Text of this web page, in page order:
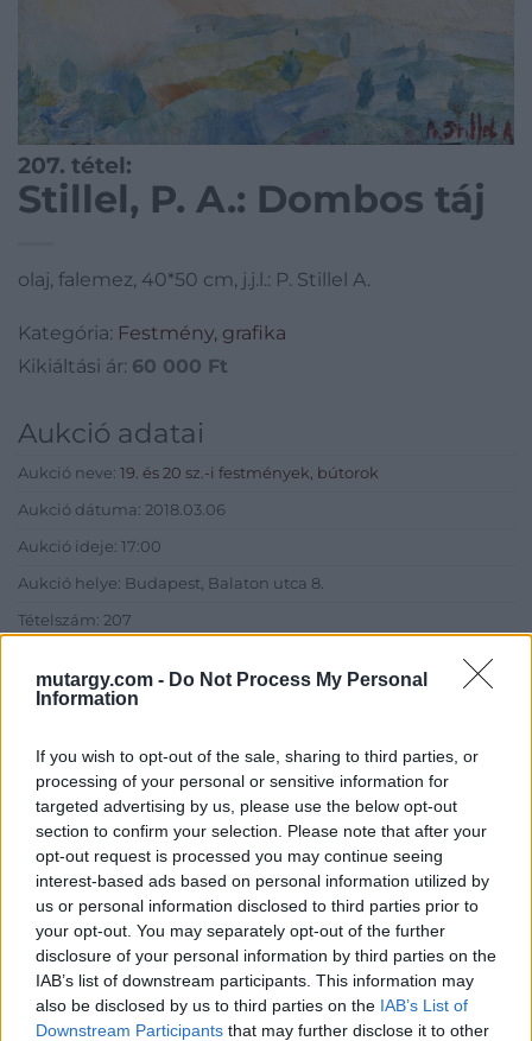
mutargy.com - Do Not Process My Personal
Information
If you wish to opt-out of the sale, sharing to third parties, or
processing of your personal or sensitive information for
targeted advertising by us, please use the below opt-out
section to confirm your selection. Please note that after your
opt-out request is processed you may continue seeing
interest-based ads based on personal information utilized by
us or personal information disclosed to third parties prior to
your opt-out. You may separately opt-out of the further
disclosure of your personal information by third parties on the
IAB’s list of downstream participants. This information may
also be disclosed by us to third parties on the IAB’s List of
Downstream Participants that may further disclose it to other
207. tétel:
Stillel, P. A.: Dombos táj
olaj, falemez, 40*50 cm, j.j.l.: P. Stillel A.
Kategória: Festmény, grafika
Kikiáltási ár: 60 000 Ft
Aukció adatai
Aukció neve: 19. és 20 sz.-i festmények, bútorok
Aukció dátuma: 2018.03.06
Aukció ideje: 17:00
Aukció helye: Budapest, Balaton utca 8.
Tételszám: 207
Eladó adatai
Aukciósház
Cím: Müller Márta
Nagyházi Galéria és Aukciósház
1055 Budapest, Balaton utca 8.
Telefon: +361 475 6000 +361
4756005
Weboldal:
http://www.nagyhazi.hu
Bemutatkozás: Magas színvonalú festmények és műtárgyak,